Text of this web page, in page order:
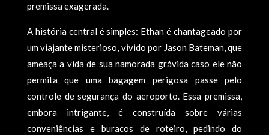
premissa exagerada.
A história central é simples: Ethan é chantageado por
um viajante misterioso, vivido por Jason Bateman, que
ameaça a vida de sua namorada grávida caso ele não
permita que uma bagagem perigosa passe pelo
controle de segurança do aeroporto. Essa premissa,
embora intrigante, é construída sobre várias
conveniências e buracos de roteiro, pedindo do